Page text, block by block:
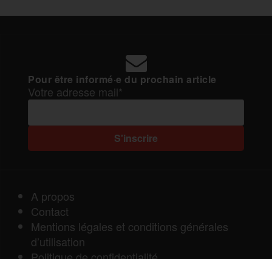
Pour être informé·e du prochain article
Votre adresse mail*
A propos
Contact
Mentions légales et conditions générales
d’utilisation